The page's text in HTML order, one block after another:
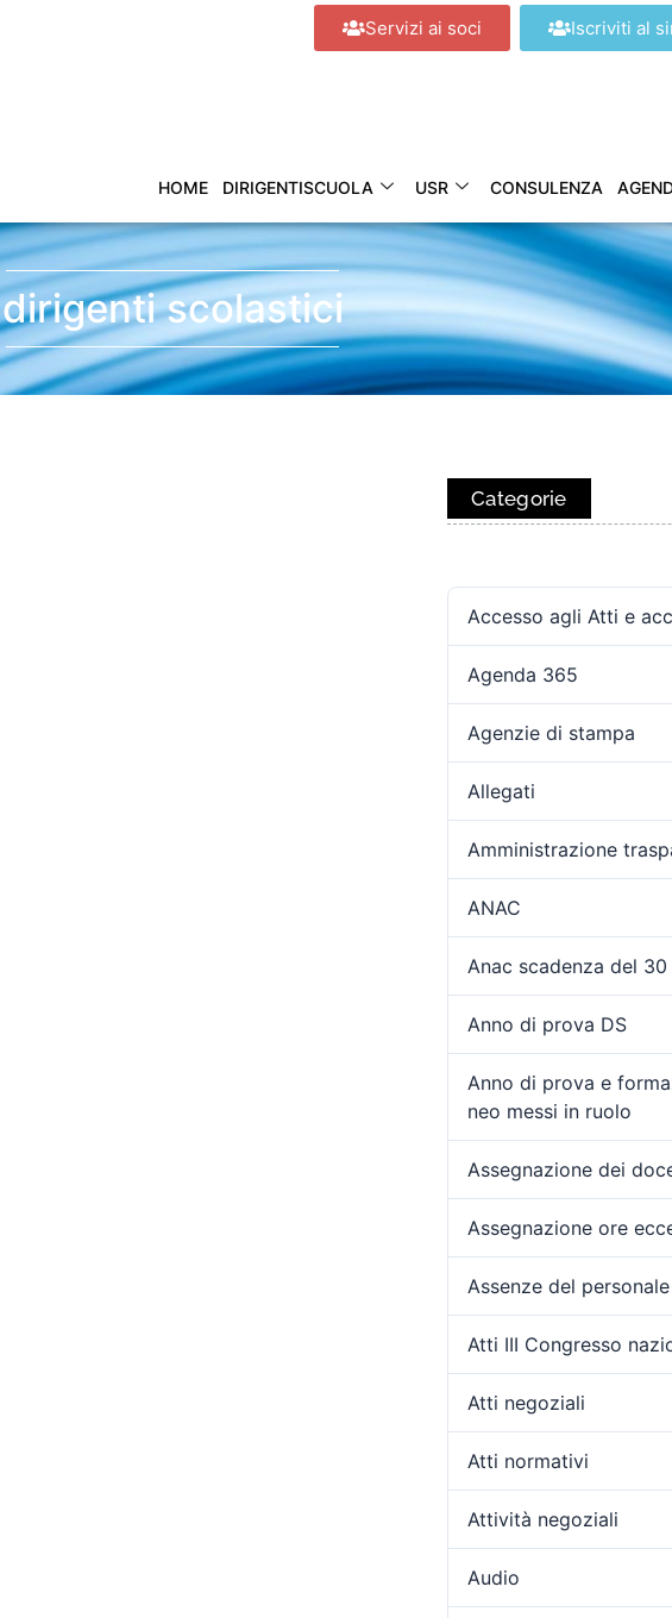
Servizi ai soci Iscriviti al
HOME DIRIGENTISCUOLA USR CONSULENZA
dirigenti scolastici
Categorie
Accesso agli Atti e
Agenda 365
Agenzie di stampa
Allegati
Amministrazione
ANAC
Anac scadenza del
Anno di prova DS
Anno di prova e
neo messi in ruolo
Assegnazione dei
Assegnazione ore
Assenze del personale
Atti III Congresso
Atti negoziali
Atti normativi
Attività negoziali
Audio